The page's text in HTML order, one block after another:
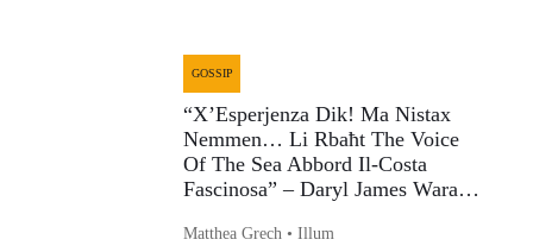
GOSSIP
“X’Esperjenza Dik! Ma Nistax
Nemmen… Li Rbaħt The Voice
Of The Sea Abbord Il-Costa
Fascinosa” – Daryl James Wara…
Matthea Grech • Illum